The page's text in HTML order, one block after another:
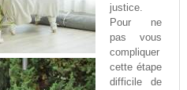
justice.
Pour ne
pas vous
compliquer
cette étape
difficile de